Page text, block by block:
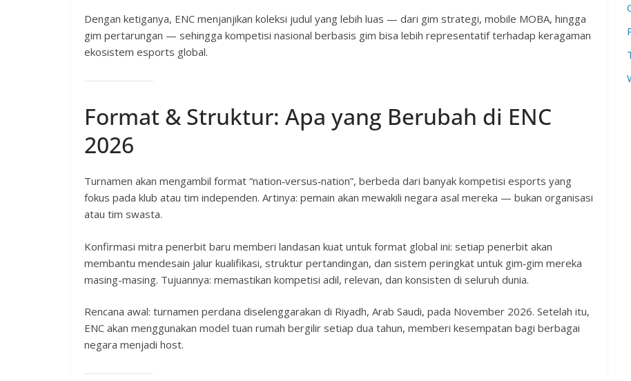
Dengan ketiganya, ENC menjanjikan koleksi judul yang lebih luas — dari gim strategi, mobile MOBA, hingga
gim pertarungan — sehingga kompetisi nasional berbasis gim bisa lebih representatif terhadap keragaman
ekosistem esports global.
Format & Struktur: Apa yang Berubah di ENC
2026
Turnamen akan mengambil format “nation‑versus‑nation”, berbeda dari banyak kompetisi esports yang
fokus pada klub atau tim independen. Artinya: pemain akan mewakili negara asal mereka — bukan organisasi
atau tim swasta.
Konfirmasi mitra penerbit baru memberi landasan kuat untuk format global ini: setiap penerbit akan
membantu mendesain jalur kualifikasi, struktur pertandingan, dan sistem peringkat untuk gim‑gim mereka
masing-masing. Tujuannya: memastikan kompetisi adil, relevan, dan konsisten di seluruh dunia.
Rencana awal: turnamen perdana diselenggarakan di Riyadh, Arab Saudi, pada November 2026. Setelah itu,
ENC akan menggunakan model tuan rumah bergilir setiap dua tahun, memberi kesempatan bagi berbagai
negara menjadi host.